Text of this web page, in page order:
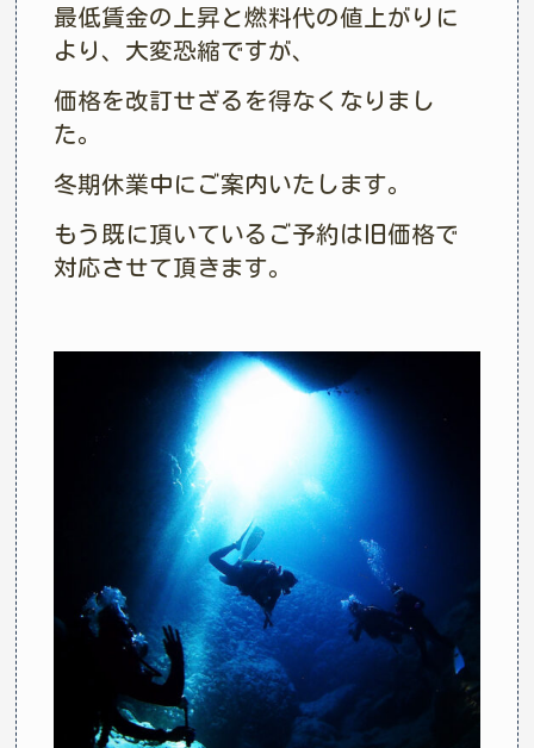
最低賃金の上昇と燃料代の値上がりに
より、大変恐縮ですが、
価格を改訂せざるを得なくなりまし
た。
冬期休業中にご案内いたします。
もう既に頂いているご予約は旧価格で
対応させて頂きます。